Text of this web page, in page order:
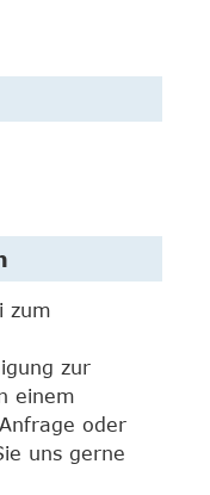
zum
zur
einem
oder
uns gerne